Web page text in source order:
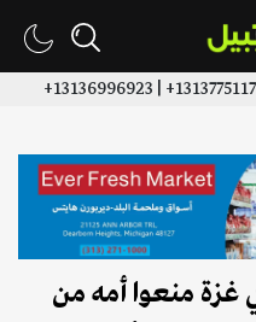
غزة منعوا أمه من